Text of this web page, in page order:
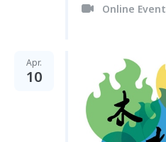
Online Event
Apr.
10